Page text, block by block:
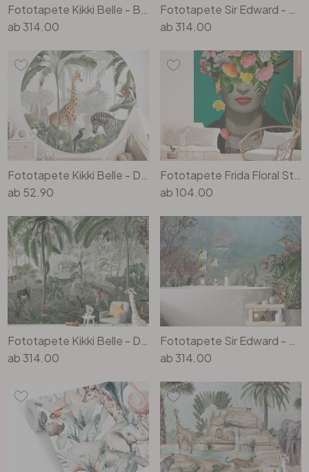
Fototapete Kikki Belle - Ballon Bonanza
ab314.00
Fototapete Sir Edward - Trockenblumen Oliv
ab314.00
Fototapete Kikki Belle - Dschungel Jive - Rund - Selbstklebend/Vlies
ab 52.90
Fototapete Frida Floral Studio - Frida Floral
ab104.00
Fototapete Kikki Belle - Dschungel Suchbild
ab314.00
Fototapete Sir Edward - Korallenbewohner
ab314.00